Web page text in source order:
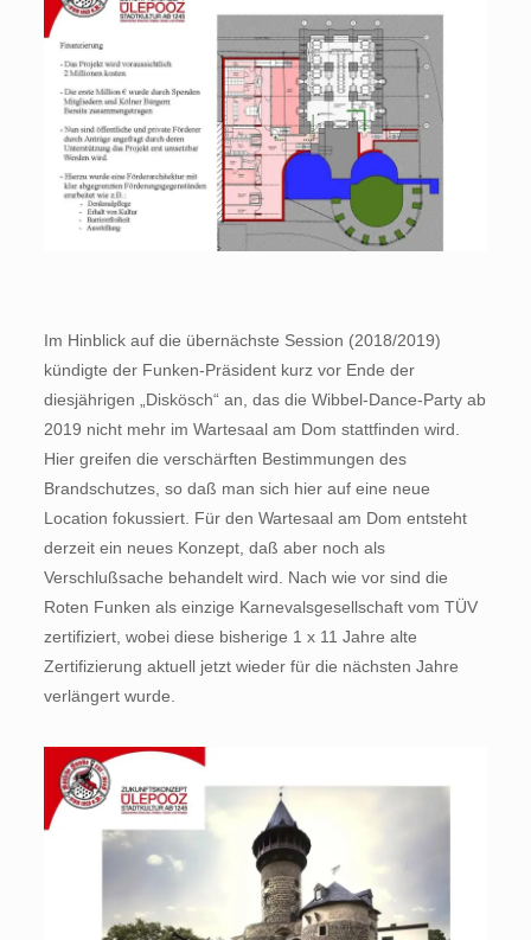
Im Hinblick auf die übernächste Session (2018/2019)
kündigte der Funken-Präsident kurz vor Ende der
diesjährigen „Diskösch“ an, das die Wibbel-Dance-Party ab
2019 nicht mehr im Wartesaal am Dom stattfinden wird.
Hier greifen die verschärften Bestimmungen des
Brandschutzes, so daß man sich hier auf eine neue
Location fokussiert. Für den Wartesaal am Dom entsteht
derzeit ein neues Konzept, daß aber noch als
Verschlußsache behandelt wird. Nach wie vor sind die
Roten Funken als einzige Karnevalsgesellschaft vom TÜV
zertifiziert, wobei diese bisherige 1 x 11 Jahre alte
Zertifizierung aktuell jetzt wieder für die nächsten Jahre
verlängert wurde.